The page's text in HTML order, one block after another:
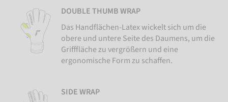
DOUBLE THUMB WRAP
Das Handflächen-Latex wickelt sich um die
obere und untere Seite des Daumens, um die
Grifffläche zu vergrößern und eine
ergonomische Form zu schaffen.
SIDE WRAP